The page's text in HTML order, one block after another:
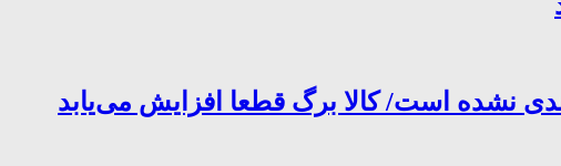
نشده است/ کالا برگ قطعا افزایش می‌یابد